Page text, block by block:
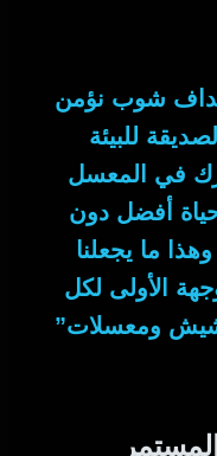
شوب نؤمن
للبيئة
في المعسل
أفضل دون
وهذا ما يجعلنا
الأولى لكل
ومعسلات”
المستمر